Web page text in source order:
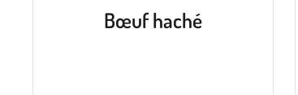
Bœuf haché